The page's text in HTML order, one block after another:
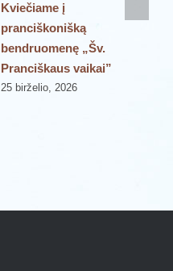
Kviečiame į
pranciškonišką
bendruomenę „Šv.
Pranciškaus vaikai”
25 birželio, 2026